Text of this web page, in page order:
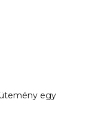
egy